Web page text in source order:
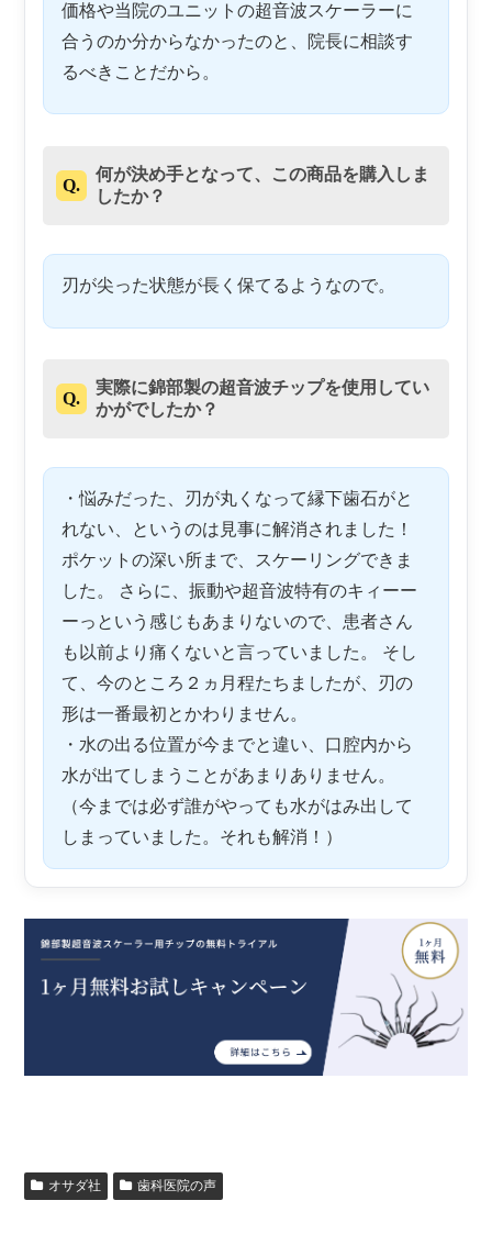
価格や当院のユニットの超音波スケーラーに
合うのか分からなかったのと、院長に相談す
るべきことだから。
Q.
何が決め手となって、この商品を購入しま
したか？
刃が尖った状態が長く保てるようなので。
Q.
実際に錦部製の超音波チップを使用してい
かがでしたか？
・悩みだった、刃が丸くなって縁下歯石がと
れない、というのは見事に解消されました！
ポケットの深い所まで、スケーリングできま
した。 さらに、振動や超音波特有のキィーー
ーっという感じもあまりないので、患者さん
も以前より痛くないと言っていました。 そし
て、今のところ２ヵ月程たちましたが、刃の
形は一番最初とかわりません。
・水の出る位置が今までと違い、口腔内から
水が出てしまうことがあまりありません。
（今までは必ず誰がやっても水がはみ出して
しまっていました。それも解消！）
オサダ社 歯科医院の声